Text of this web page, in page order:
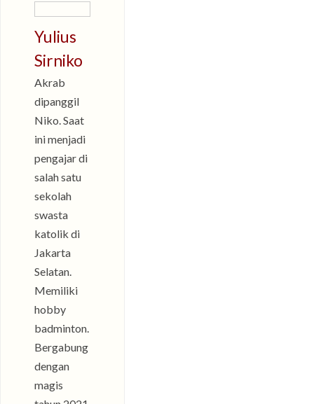
Yulius
Sirniko
Akrab
dipanggil
Niko. Saat
ini menjadi
pengajar di
salah satu
sekolah
swasta
katolik di
Jakarta
Selatan.
Memiliki
hobby
badminton.
Bergabung
dengan
magis